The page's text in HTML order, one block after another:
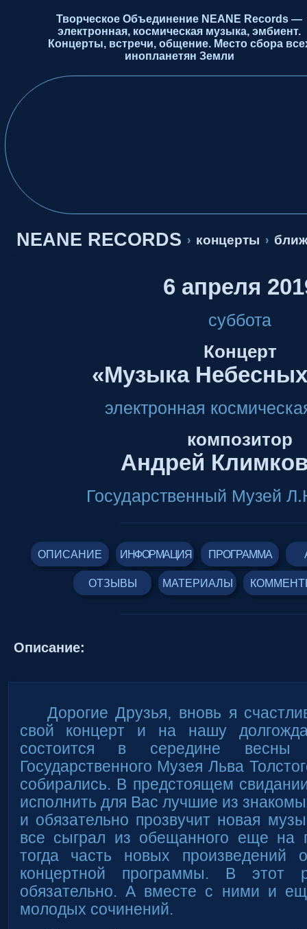
Творческое Объединение NEANE Records —
электронная, космическая музыка, эмбиент.
Концерты, встречи, общение. Место сбора
инопланетян Земли
NEANE RECORDS › концерты ›
6 апреля
суббота
Концерт
«Музыка
электронная
композитор
Андрей
Государственный Музей
ОПИСАНИЕ ИНФОРМАЦИЯ ПРОГРАММА
ОТЗЫВЫ МАТЕРИАЛЫ
Описание:
Дорогие Друзья, вновь я
свой концерт и на нашу
состоится в середине
Государственного Музея Льва
собирались. В предстоящем
исполнить для Вас лучшие из
и обязательно прозвучит новая
все сыграл из обещанного еще на
тогда часть новых произведений
концертной программы. В этот
обязательно. А вместе с ними и
молодых сочинений.